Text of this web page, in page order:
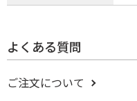
よくある質問
ご注文について